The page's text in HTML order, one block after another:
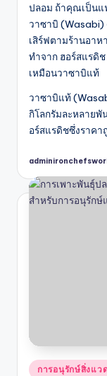
ปลอม ถ้าคุณเป็น
วาซาบิ
เสิร์ฟตามร้านอาห
ทำจาก ฮอร์สแรดิ
เหมือนวาซาบิแท้
วาซาบิแท้
กิโลกรัมละหลายพั
อร์สแรดิชซึ่งราคา
Posted
Posted
การอนุรักษ์สิ่งแว